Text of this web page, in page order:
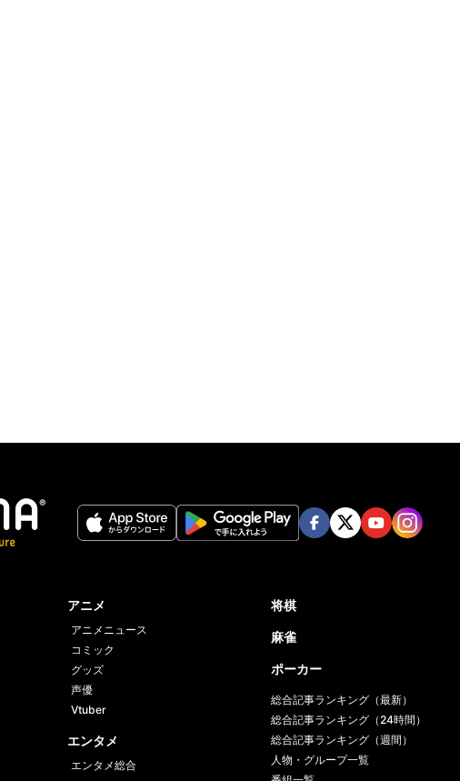
アニメ
アニメニュース
コミック
グッズ
声優
Vtuber
エンタメ
エンタメ総合
将棋
麻雀
ポーカー
総合記事ランキング（最新）
総合記事ランキング（24時間）
総合記事ランキング（週間）
人物・グループ一覧